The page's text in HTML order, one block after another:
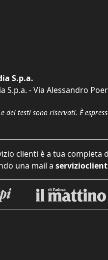
S.p.a.
- Via Alessandro
testi sono riservati. È
clienti è a tua completa
una mail a